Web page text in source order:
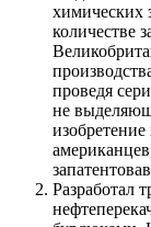
химических
количестве
проведя
не
Разработал